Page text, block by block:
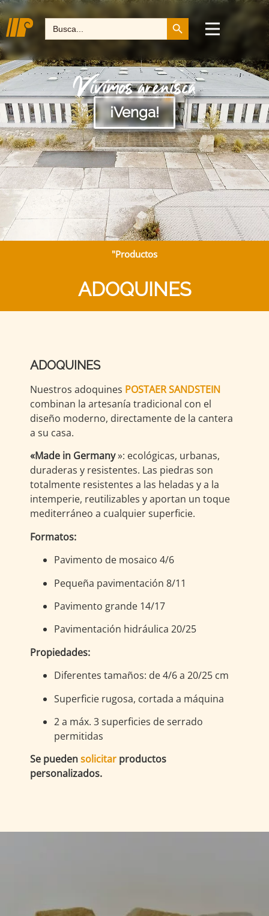
Buscar: Botón de búsqueda
Vivimos arenisca
¡Venga!
"Productos
ADOQUINES
ADOQUINES
Nuestros adoquines POSTAER SANDSTEIN
combinan la artesanía tradicional con el
diseño moderno, directamente de la cantera
a su casa.
«Made in Germany»: ecológicas, urbanas,
duraderas y resistentes. Las piedras son
totalmente resistentes a las heladas y a la
intemperie, reutilizables y aportan un toque
mediterráneo a cualquier superficie.
Formatos:
Pavimento de mosaico 4/6
Pequeña pavimentación 8/11
Pavimento grande 14/17
Pavimentación hidráulica 20/25
Propiedades:
Diferentes tamaños: de 4/6 a 20/25 cm
Superficie rugosa, cortada a máquina
2 a máx. 3 superficies de serrado
permitidas
Se puedensolicitar productos
personalizados.